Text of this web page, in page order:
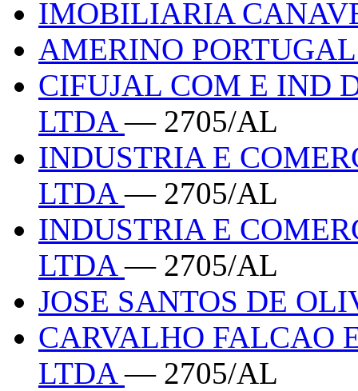
IMOBILIARIA
AMERINO
CIFUJAL COM E IND
LTDA— 2705/AL
INDUSTRIA E
LTDA— 2705/AL
INDUSTRIA E
LTDA— 2705/AL
JOSE SANTOS DE
CARVALHO FALCAO
LTDA— 2705/AL